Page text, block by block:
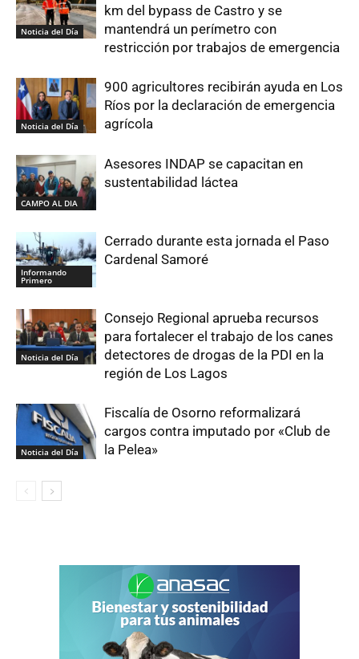
Noticia del Día
km del bypass de Castro y se
mantendrá un perímetro con
restricción por trabajos de emergencia
Noticia del Día
900 agricultores recibirán ayuda en Los
Ríos por la declaración de emergencia
agrícola
CAMPO AL DIA
Asesores INDAP se capacitan en
sustentabilidad láctea
Informando
Primero
Cerrado durante esta jornada el Paso
Cardenal Samoré
Noticia del Día
Consejo Regional aprueba recursos
para fortalecer el trabajo de los canes
detectores de drogas de la PDI en la
región de Los Lagos
Noticia del Día
Fiscalía de Osorno reformalizará
cargos contra imputado por «Club de
la Pelea»